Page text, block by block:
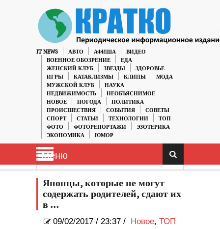
IT NEWS АВТО АФИША
ВИДЕО
ВОЕННОЕ ОБОЗРЕНИЕ
ЕДА
ЖЕНСКИЙ КЛУБ
ЗВЕЗДЫ
ЗДОРОВЬЕ
ИГРЫ
КАТАКЛИЗМЫ КЛИПЫ
МОДА
МУЖСКОЙ КЛУБ
НАУКА
НЕДВИЖИМОСТЬ
НЕОБЪЯСНИМОЕ
НОВОЕ
ПОГОДА
ПОЛИТИКА
ПРОИСШЕСТВИЯ
СОБЫТИЯ
СОВЕТЫ
СПОРТ
СТАТЬИ ТЕХНОЛОГИИ
ТОП
ФОТО
ФОТОРЕПОРТАЖИ
ЭЗОТЕРИКА
ЭКОНОМИКА
ЮМОР
Меню
Японцы, которые не могут
содержать родителей, сдают их
в …
09/02/2017 / 23:37 / Новое, ТОП